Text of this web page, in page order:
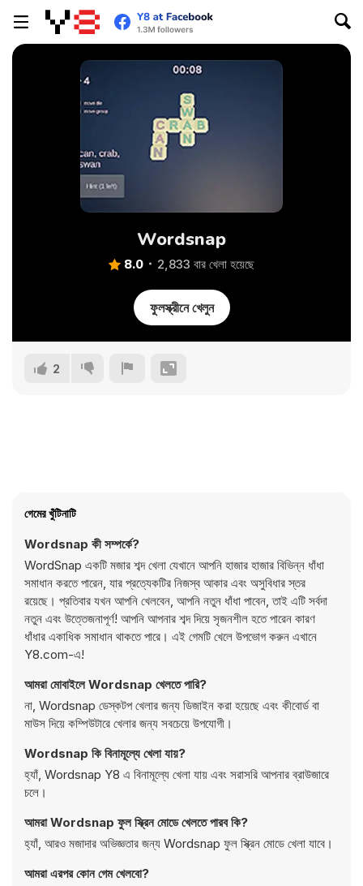
Wordsnap
8.0 2,833 বার খেলা হয়েছে
ফুলস্ক্রীনে খেলুন
2
গেমের খুঁটিনাটি
Wordsnap কী সম্পর্কে?
WordSnap একটি মজার শব্দ খেলা যেখানে আপনি হাজার হাজার বিভিন্ন ধাঁধা
সমাধান করতে পারেন, যার প্রত্যেকটির নিজস্ব আকার এবং অসুবিধার স্তর
রয়েছে। প্রতিবার যখন আপনি খেলবেন, আপনি নতুন ধাঁধা পাবেন, তাই এটি সর্বদা
নতুন এবং উত্তেজনাপূর্ণ! আপনি আপনার শব্দ দিয়ে সৃজনশীল হতে পারেন কারণ
ধাঁধার একাধিক সমাধান থাকতে পারে। এই গেমটি খেলে উপভোগ করুন এখানে
Y8.com-এ!
আমরা মোবাইলে Wordsnap খেলতে পারি?
না, Wordsnap ডেস্কটপ খেলার জন্য ডিজাইন করা হয়েছে এবং কীবোর্ড বা
মাউস দিয়ে কম্পিউটারে খেলার জন্য সবচেয়ে উপযোগী।
Wordsnap কি বিনামূল্যে খেলা যায়?
হ্যাঁ, Wordsnap Y8 এ বিনামূল্যে খেলা যায় এবং সরাসরি আপনার ব্রাউজারে
চলে।
আমরা Wordsnap ফুল স্ক্রিন মোডে খেলতে পারব কি?
হ্যাঁ, আরও মজাদার অভিজ্ঞতার জন্য Wordsnap ফুল স্ক্রিন মোডে খেলা যাবে।
আমরা এরপর কোন গেম খেলবো?